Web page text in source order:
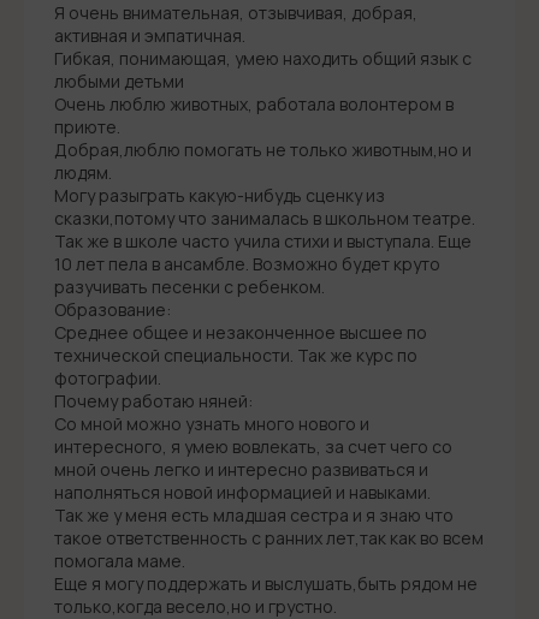
Я очень внимательная, отзывчивая, добрая,
активная и эмпатичная.
Гибкая, понимающая, умею находить общий язык с
любыми детьми
Очень люблю животных, работала волонтером в
приюте.
Добрая,люблю помогать не только животным,но и
людям.
Могу разыграть какую-нибудь сценку из
сказки,потому что занималась в школьном театре.
Так же в школе часто учила стихи и выступала. Еще
10 лет пела в ансамбле. Возможно будет круто
разучивать песенки с ребенком.
Образование:
Среднее общее и незаконченное высшее по
технической специальности. Так же курс по
фотографии.
Почему работаю няней:
Со мной можно узнать много нового и
интересного, я умею вовлекать, за счет чего со
мной очень легко и интересно развиваться и
наполняться новой информацией и навыками.
Так же у меня есть младшая сестра и я знаю что
такое ответственность с ранних лет,так как во всем
помогала маме.
Еще я могу поддержать и выслушать,быть рядом не
только,когда весело,но и грустно.